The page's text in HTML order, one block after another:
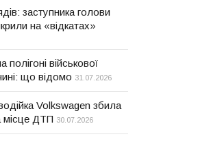
заступника голови
на «відкатах»
військової
що відомо 31.07.2026
Volkswagen збила
місце ДТП 30.07.2026